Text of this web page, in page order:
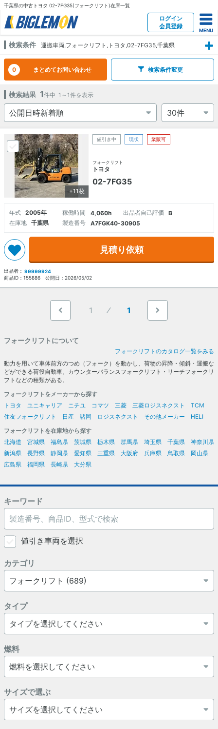
千葉県の中古トヨタ 02-7FG35(フォークリフト)在庫一覧
ログイン
会員登録
検索条件 運搬車両,フォークリフト,トヨタ,02-7FG35,千葉県
0 まとめてお問い合わせ 検索条件変更
検索結果 1件中 1～1件を表示
+11枚
値引き中 現状 業販可
フォークリフト
トヨタ
02-7FG35
年式 2005年 稼働時間 4,060h 出品者自己評価
B
在庫地
千葉県 製造番号 A7FGK40-30905
見積り依頼
出品者： 99999924
商品ID： 155886 公開日： 2026/05/02
1 1
フォークリフトについて
フォークリフトのカタログ一覧をみる
動力を用いて車体前方のつめ（フォーク）を動かし、荷物の昇降・傾斜・運搬な
どができる荷役自動車。カウンターバランスフォークリフト・リーチフォークリ
フトなどの種類がある。
フォークリフトをメーカーから探す
トヨタ
ユニキャリア ニチユ コマツ 三菱 三菱ロジスネクスト
TCM
住友フォークリフト
日産 諸岡 ロジスネクスト その他メーカー
HELI
フォークリフトを在庫地から探す
北海道
宮城県 福島県 茨城県 栃木県 群馬県 埼玉県 千葉県
神奈川県
新潟県
長野県 静岡県 愛知県 三重県 大阪府 兵庫県 鳥取県
岡山県
広島県
福岡県 長崎県 大分県
キーワード
値引き車両を選択
カテゴリ
タイプ
燃料
サイズで選ぶ